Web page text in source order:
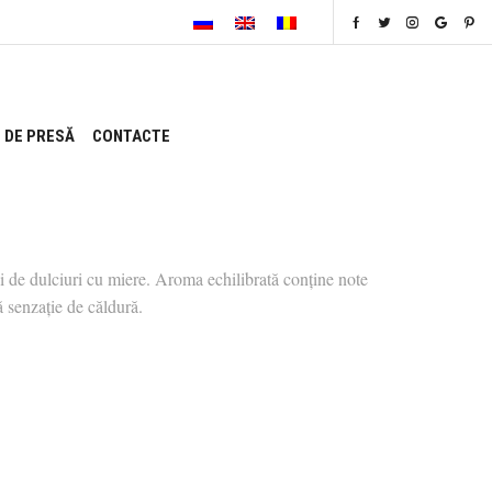
PRESĂ CONTACTE
dulciuri cu miere. Aroma echilibrată conține note
de căldură.